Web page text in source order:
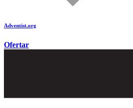
Adventist.org
Ofertar